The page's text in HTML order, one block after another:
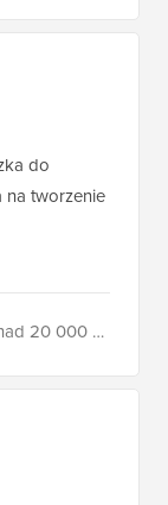
do
na tworzenie
Używane przez ponad 20 000 użytkowników